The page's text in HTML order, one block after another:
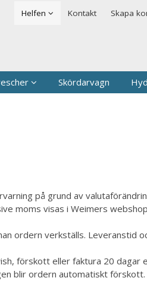
Helfen
& Cookies Kontakt Skapa
Skördarvagn
på grund av
moms visas i Weimers
ordern verkställs. Leveranstid
förskott eller faktura 20
blir ordern automatiskt